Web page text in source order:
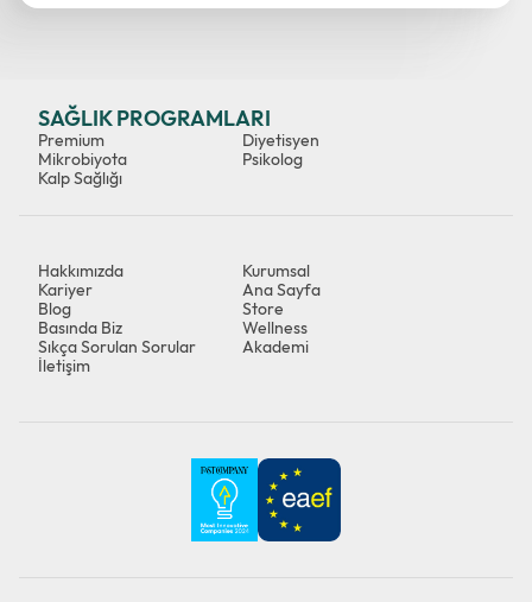
SAĞLIK PROGRAMLARI
Premium
Mikrobiyota
Kalp Sağlığı
Diyetisyen
Psikolog
Hakkımızda
Kurumsal
Kariyer
Ana Sayfa
Blog
Store
Basında Biz
Wellness
Sıkça Sorulan Sorular
Akademi
İletişim